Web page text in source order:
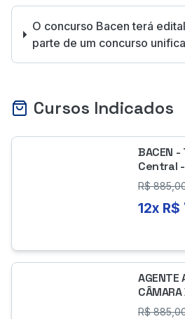
O concurso Bacen terá
parte de um concurso
Cursos Indicados
BACEN
Central -
R$
12x R$
AGENTE
R$